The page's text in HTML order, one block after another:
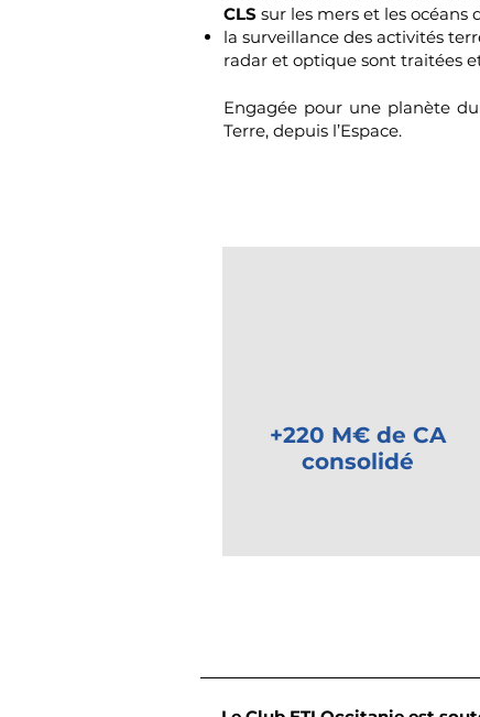
CLS sur les mers et les océans
la surveillance des activités
radar et optique sont traitées
Engagée pour une planète
Terre, depuis l’Espace.
+220 M€ de CA
consolidé